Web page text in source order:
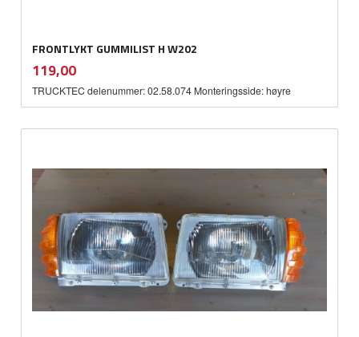
FRONTLYKT GUMMILIST H W202
Pris
119,00mva.
TRUCKTEC delenummer: 02.58.074 Monteringsside: høyre